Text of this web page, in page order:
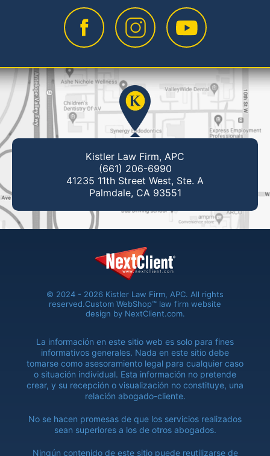
Kistler Law Firm, APC
(661) 206-6990
41235 11th Street West, Ste. A
Palmdale, CA 93551
© 2024 - 2026 Kistler Law Firm, APC. All rights
reserved.Custom WebShop™ law firm website
design by NextClient.com.
La información en este sitio web es solo para fines
informativos generales. Nada en este sitio debe
tomarse como asesoramiento legal para cualquier caso
o situación individual. Esta información no pretende
crear, y su recepción o visualización no constituye, una
relación abogado-cliente.
No se hacen promesas de que los servicios realizados
sean superiores a los de otros abogados.
Ningún contenido de este sitio puede reutilizarse de